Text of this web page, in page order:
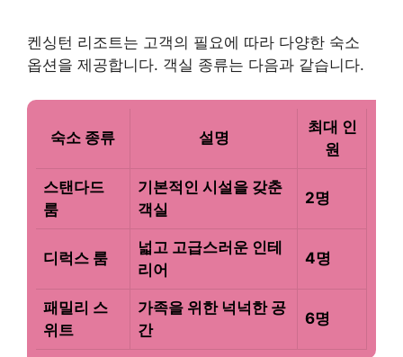
켄싱턴 리조트는 고객의 필요에 따라 다양한 숙소
옵션을 제공합니다. 객실 종류는 다음과 같습니다.
숙소 종류 설명
최대 인
원
스탠다드
룸
기본적인 시설을 갖춘
객실
2명
디럭스 룸
넓고 고급스러운 인테
리어
4명
패밀리 스
위트
가족을 위한 넉넉한 공
간
6명